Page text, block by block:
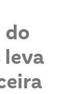
do
leva